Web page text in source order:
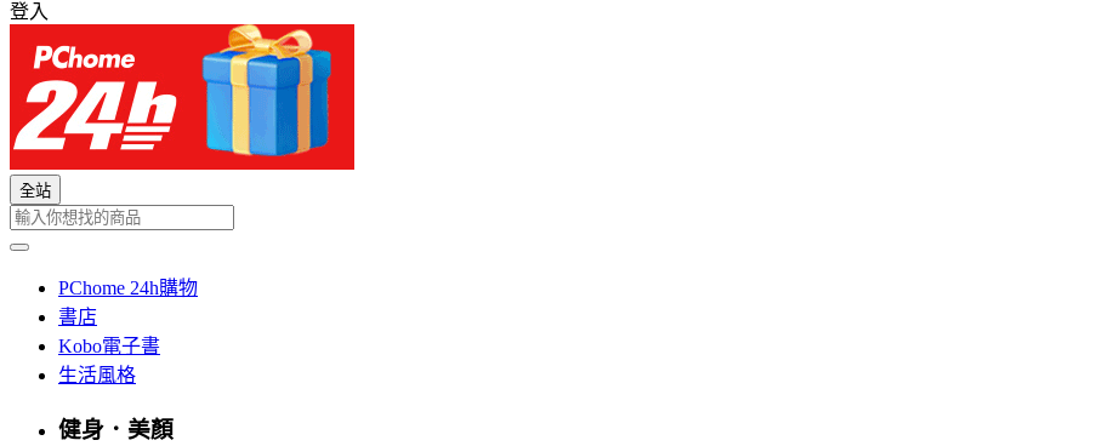
登入
全站
PChome 24h購物
書店
Kobo電子書
生活風格
健身．美顏